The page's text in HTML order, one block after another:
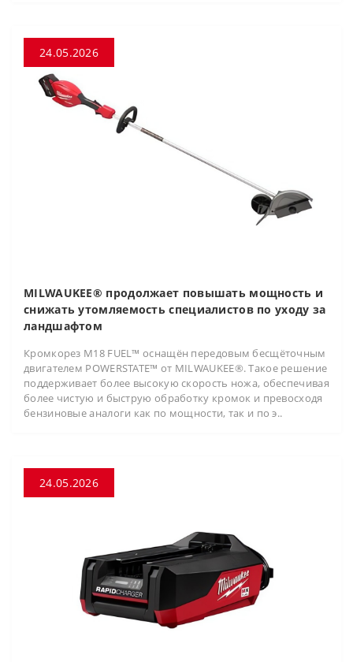
24.05.2026
MILWAUKEE® продолжает повышать мощность и
снижать утомляемость специалистов по уходу за
ландшафтом
Кромкорез M18 FUEL™ оснащён передовым бесщёточным
двигателем POWERSTATE™ от MILWAUKEE®. Такое решение
поддерживает более высокую скорость ножа, обеспечивая
более чистую и быструю обработку кромок и превосходя
бензиновые аналоги как по мощности, так и по э..
24.05.2026